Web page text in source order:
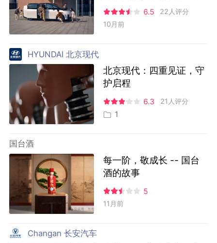
6.5
22人评分
10月前
HYUNDAI 北京现代
北京现代：四重见证，守
护启程
6.3 21人评分
1
国台酒
每一阶，敬成长 -- 国台
酒的故事
5
11月前
Changan 长安汽车